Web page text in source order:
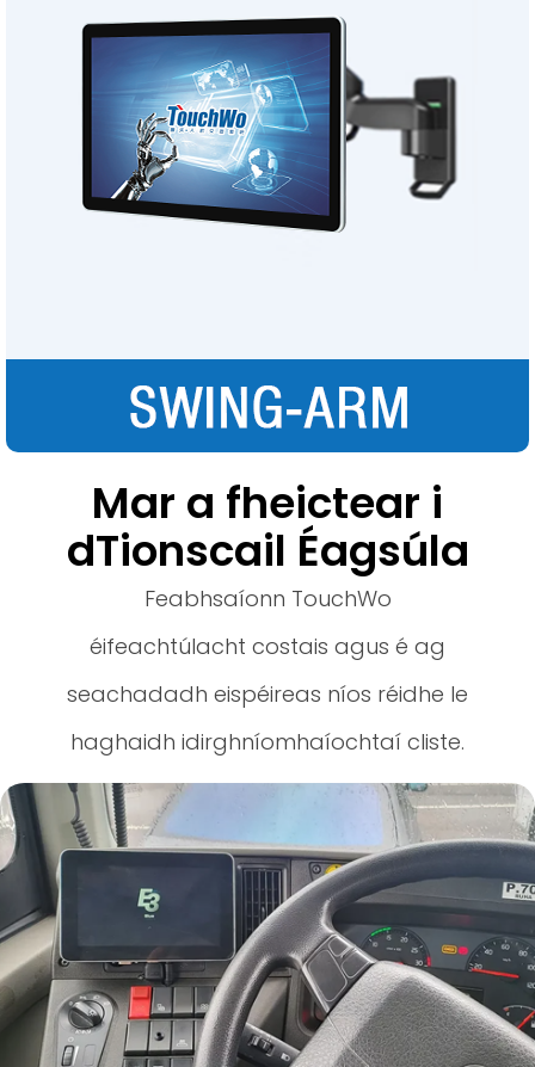
Mar a fheictear i
dTionscail Éagsúla
Feabhsaíonn TouchWo
éifeachtúlacht costais agus é ag
seachadadh eispéireas níos réidhe le
haghaidh idirghníomhaíochtaí cliste.